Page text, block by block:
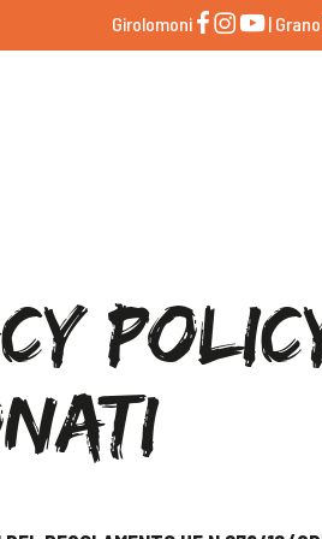
Girolomoni |